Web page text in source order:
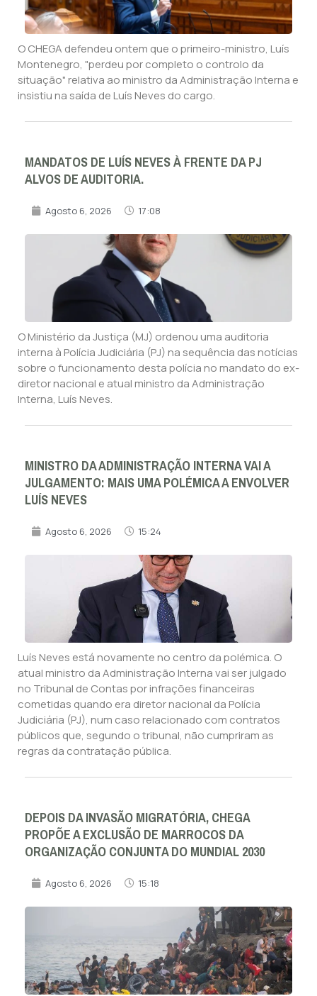
O CHEGA defendeu ontem que o primeiro-ministro, Luís
Montenegro, "perdeu por completo o controlo da
situação" relativa ao ministro da Administração Interna e
insistiu na saída de Luís Neves do cargo.
MANDATOS DE LUÍS NEVES À FRENTE DA PJ
ALVOS DE AUDITORIA.
Agosto 6, 2026 17:08
O Ministério da Justiça (MJ) ordenou uma auditoria
interna à Polícia Judiciária (PJ) na sequência das notícias
sobre o funcionamento desta polícia no mandato do ex-
diretor nacional e atual ministro da Administração
Interna, Luís Neves.
MINISTRO DA ADMINISTRAÇÃO INTERNA VAI A
JULGAMENTO: MAIS UMA POLÉMICA A ENVOLVER
LUÍS NEVES
Agosto 6, 2026 15:24
Luís Neves está novamente no centro da polémica. O
atual ministro da Administração Interna vai ser julgado
no Tribunal de Contas por infrações financeiras
cometidas quando era diretor nacional da Polícia
Judiciária (PJ), num caso relacionado com contratos
públicos que, segundo o tribunal, não cumpriram as
regras da contratação pública.
DEPOIS DA INVASÃO MIGRATÓRIA, CHEGA
PROPÕE A EXCLUSÃO DE MARROCOS DA
ORGANIZAÇÃO CONJUNTA DO MUNDIAL 2030
Agosto 6, 2026 15:18